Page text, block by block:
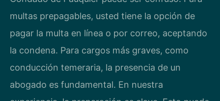
multas prepagables, usted tiene la opción de
pagar la multa en línea o por correo, aceptando
la condena. Para cargos más graves, como
conducción temeraria, la presencia de un
abogado es fundamental. En nuestra